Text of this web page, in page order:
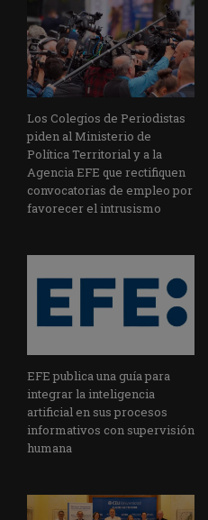
Los Colegios de Periodistas
piden al Ministerio de
Política Territorial y a la
Agencia EFE que rectifiquen
convocatorias de empleo por
favorecer el intrusismo
EFE publica una guía para
integrar la inteligencia
artificial en sus procesos
informativos con supervisión
humana